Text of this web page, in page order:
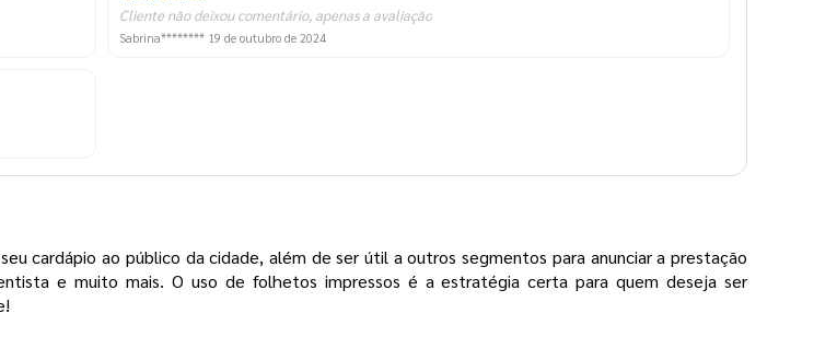
Cliente não deixou comentário, apenas a avaliação
Sabrina******** 19 de outubro de 2024
cardápio ao público da cidade, além de ser útil a outros segmentos para anunciar a prestação
e muito mais. O uso de folhetos impressos é a estratégia certa para quem deseja ser